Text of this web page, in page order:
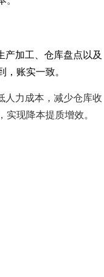
产加工、仓库盘点以及
账实一致。
人力成本，减少仓库收
现降本提质增效。